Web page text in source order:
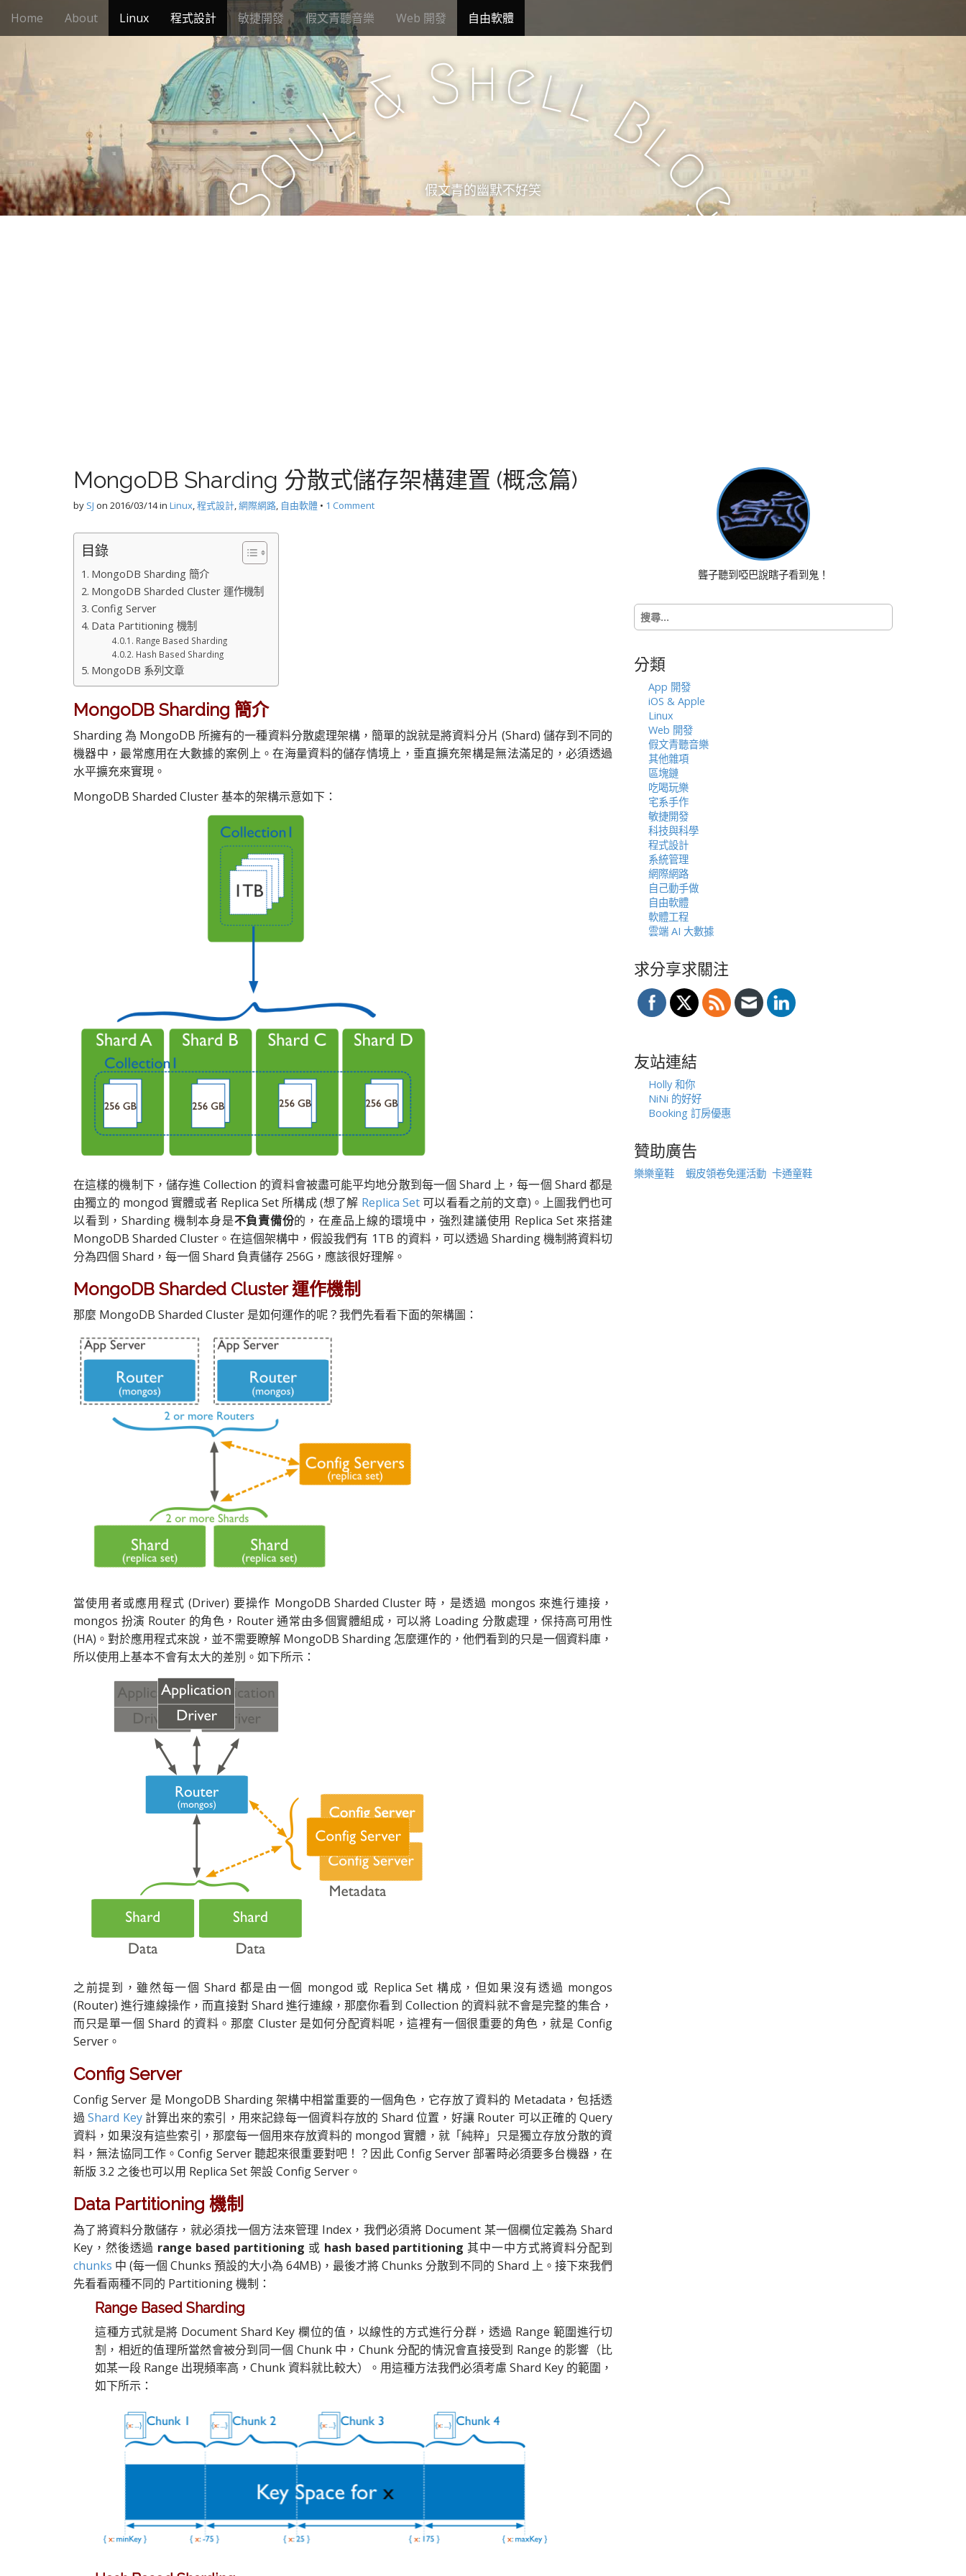
M
e
i
c
n
t
Home About Linux 程式設計 敏捷開發 假文青聽音樂 Web 開發 自由軟體
S
o
u
l& Shell B
l
o
g
假文青的幽默不好笑
MongoDB Sharding 分散式儲存架構建置 (概念篇)
by SJ on 2016/03/14in Linux,程式設計,網際網路, 自由軟體 • 1 Comment
目錄
MongoDB Sharding 簡介
MongoDB Sharded Cluster 運作機制
Config Server
Data Partitioning 機制
Range Based Sharding
Hash Based Sharding
MongoDB 系列文章
MongoDB Sharding 簡介
Sharding 為 MongoDB 所擁有的一種資料分散處理架構，簡單的說就是將資料分片 (Shard) 儲存到不同的
機器中，最常應用在大數據的案例上。在海量資料的儲存情境上，垂直擴充架構是無法滿足的，必須透過
水平擴充來實現。
MongoDB Sharded Cluster 基本的架構示意如下：
在這樣的機制下，儲存進 Collection 的資料會被盡可能平均地分散到每一個 Shard 上，每一個 Shard 都是
由獨立的 mongod 實體或者 Replica Set 所構成 (想了解 Replica Set 可以看看之前的文章)。上圖我們也可
以看到，Sharding 機制本身是不負責備份的，在產品上線的環境中，強烈建議使用 Replica Set 來搭建
MongoDB Sharded Cluster。在這個架構中，假設我們有 1TB 的資料，可以透過 Sharding 機制將資料切
分為四個 Shard，每一個 Shard 負責儲存 256G，應該很好理解。
MongoDB Sharded Cluster 運作機制
那麼 MongoDB Sharded Cluster 是如何運作的呢？我們先看看下面的架構圖：
當使用者或應用程式 (Driver) 要操作 MongoDB Sharded Cluster 時，是透過 mongos 來進行連接，
mongos 扮演 Router 的角色，Router 通常由多個實體組成，可以將 Loading 分散處理，保持高可用性
(HA)。對於應用程式來說，並不需要瞭解 MongoDB Sharding 怎麼運作的，他們看到的只是一個資料庫，
所以使用上基本不會有太大的差別。如下所示：
之前提到，雖然每一個 Shard 都是由一個 mongod 或 Replica Set 構成，但如果沒有透過 mongos
(Router) 進行連線操作，而直接對 Shard 進行連線，那麼你看到 Collection 的資料就不會是完整的集合，
而只是單一個 Shard 的資料。那麼 Cluster 是如何分配資料呢，這裡有一個很重要的角色，就是 Config
Server。
Config Server
Config Server 是 MongoDB Sharding 架構中相當重要的一個角色，它存放了資料的 Metadata，包括透
過Shard Key計算出來的索引，用來記錄每一個資料存放的 Shard 位置，好讓 Router 可以正確的 Query
資料，如果沒有這些索引，那麼每一個用來存放資料的 mongod 實體，就「純粹」只是獨立存放分散的資
料，無法協同工作。Config Server 聽起來很重要對吧！？因此 Config Server 部署時必須要多台機器，在
新版 3.2 之後也可以用 Replica Set 架設 Config Server。
Data Partitioning 機制
為了將資料分散儲存，就必須找一個方法來管理 Index，我們必須將 Document 某一個欄位定義為 Shard
Key，然後透過 range based partitioning 或 hash based partitioning 其中一中方式將資料分配到
chunks 中 (每一個 Chunks 預設的大小為 64MB)，最後才將 Chunks 分散到不同的 Shard 上。接下來我們
先看看兩種不同的 Partitioning 機制：
Range Based Sharding
這種方式就是將 Document Shard Key 欄位的值，以線性的方式進行分群，透過 Range 範圍進行切
割，相近的值理所當然會被分到同一個 Chunk 中，Chunk 分配的情況會直接受到 Range 的影響（比
如某一段 Range 出現頻率高，Chunk 資料就比較大）。用這種方法我們必須考慮 Shard Key 的範圍，
如下所示：
聾子聽到啞巴說瞎子看到鬼！
搜
尋
字:
分類
App 開發
iOS & Apple
Linux
Web 開發
假文青聽音樂
其他雜項
區塊鏈
吃喝玩樂
宅系手作
敏捷開發
科技與科學
程式設計
系統管理
網際網路
自己動手做
自由軟體
軟體工程
雲端 AI 大數據
求分享求關注
友站連結
Holly 和你
NiNi 的好好
Booking 訂房優惠
贊助廣告
樂樂童鞋 蝦皮領卷免運活動 卡通童鞋